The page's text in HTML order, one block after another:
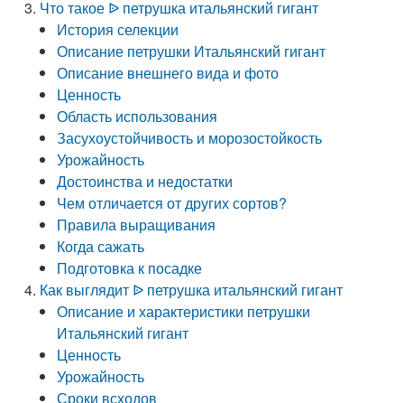
Что такое ᐉ петрушка итальянский гигант
История селекции
Описание петрушки Итальянский гигант
Описание внешнего вида и фото
Ценность
Область использования
Засухоустойчивость и морозостойкость
Урожайность
Достоинства и недостатки
Чем отличается от других сортов?
Правила выращивания
Когда сажать
Подготовка к посадке
Как выглядит ᐉ петрушка итальянский гигант
Описание и характеристики петрушки
Итальянский гигант
Ценность
Урожайность
Сроки всходов